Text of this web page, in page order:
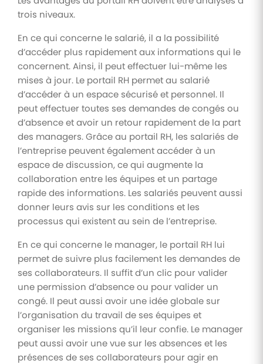
trois niveaux.
En ce qui concerne le salarié, il a la possibilité
d’accéder plus rapidement aux informations qui le
concernent. Ainsi, il peut effectuer lui-même les
mises à jour. Le portail RH permet au salarié
d’accéder à un espace sécurisé et personnel. Il
peut effectuer toutes ses demandes de congés ou
d’absence et avoir un retour rapidement de la part
des managers. Grâce au portail RH, les salariés de
l’entreprise peuvent également accéder à un
espace de discussion, ce qui augmente la
collaboration entre les équipes et un partage
rapide des informations. Les salariés peuvent aussi
donner leurs avis sur les conditions et les
processus qui existent au sein de l’entreprise.
En ce qui concerne le manager, le portail RH lui
permet de suivre plus facilement les demandes de
ses collaborateurs. Il suffit d’un clic pour valider
une permission d’absence ou pour valider un
congé. Il peut aussi avoir une idée globale sur
l’organisation du travail de ses équipes et
organiser les missions qu’il leur confie. Le manager
peut aussi avoir une vue sur les absences et les
présences de ses collaborateurs pour agir en